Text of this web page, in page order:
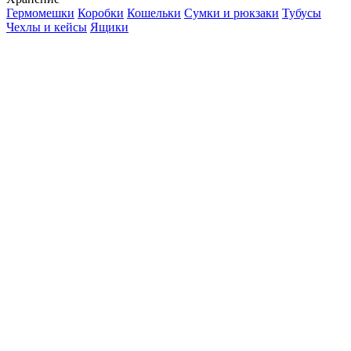
Гермомешки Коробки Кошельки Сумки и рюкзаки Тубусы
Чехлы и кейсы Ящики